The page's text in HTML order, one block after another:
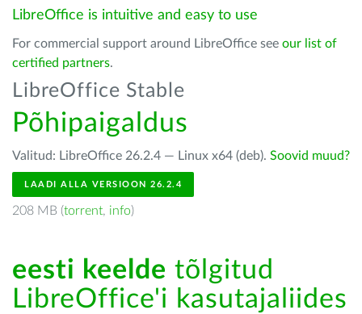
LibreOffice is intuitive and easy to use
For commercial support around LibreOffice see our list of
certified partners.
LibreOffice Stable
Põhipaigaldus
Valitud: LibreOffice 26.2.4 — Linux x64 (deb). Soovid muud?
LAADI ALLA VERSIOON 26.2.4
208 MB (torrent, info)
eesti keelde tõlgitud
LibreOffice'i kasutajaliides